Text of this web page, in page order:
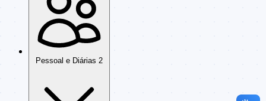
Pessoal e Diárias 2